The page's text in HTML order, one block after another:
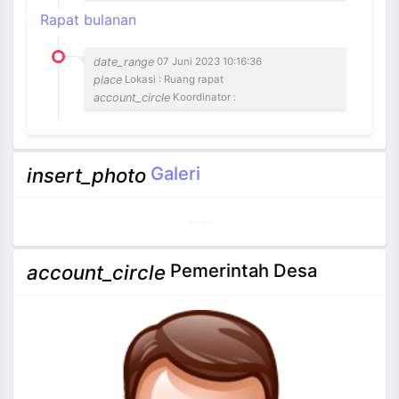
Rapat bulanan
date_range 07 Juni 2023 10:16:36
place Lokasi : Ruang rapat
account_circle Koordinator :
insert_photo Galeri
account_circle Pemerintah Desa